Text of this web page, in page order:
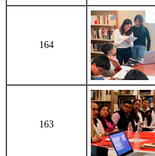
164
163